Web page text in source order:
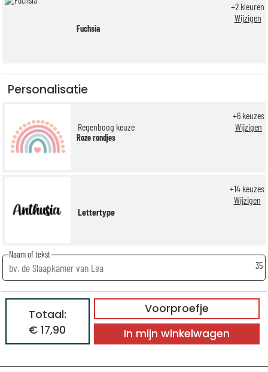
Fuchsia
+2 kleuren
Wijzigen
Personalisatie
Regenboog keuze
Roze rondjes
+6 keuzes
Wijzigen
Lettertype
+14 keuzes
Wijzigen
Naam of tekst
35
Voorproefje
Totaal:
€ 17,90
In mijn winkelwagen